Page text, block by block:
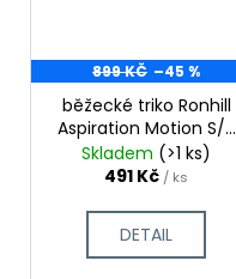
899 KČ –45 %
běžecké triko Ronhill
Aspiration Motion S/S
Tee
Skladem (>1 ks)
491 Kč / ks
DETAIL